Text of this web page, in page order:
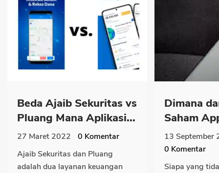
Beda Ajaib Sekuritas vs
Pluang Mana Aplikasi...
27 Maret 2022 0 Komentar
Ajaib Sekuritas dan Pluang
adalah dua layanan keuangan
Dimana
Saham
13 September
0 Komentar
Siapa yang